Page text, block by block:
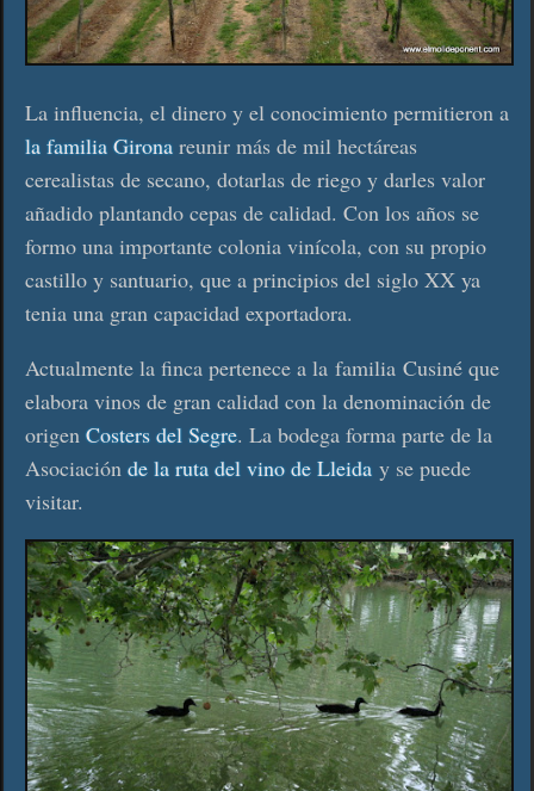
La influencia, el dinero y el conocimiento permitieron a
la familia Girona reunir más de mil hectáreas
cerealistas de secano, dotarlas de riego y darles valor
añadido plantando cepas de calidad. Con los años se
formo una importante colonia vinícola, con su propio
castillo y santuario, que a principios del siglo XX ya
tenia una gran capacidad exportadora.
Actualmente la finca pertenece a la familia Cusiné que
elabora vinos de gran calidad con la denominación de
origen Costers del Segre. La bodega forma parte de la
Asociación de la ruta del vino de Lleida y se puede
visitar.